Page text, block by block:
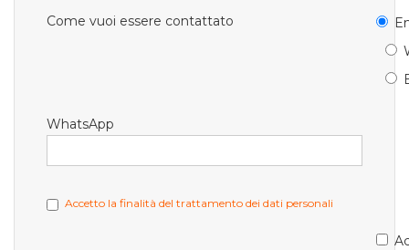
Come vuoi essere contattato
WhatsApp
Accetto la finalità del trattamento dei dati personali